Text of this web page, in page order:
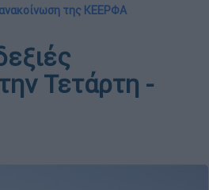
της ΚΕΕΡΦΑ
Τετάρτη -